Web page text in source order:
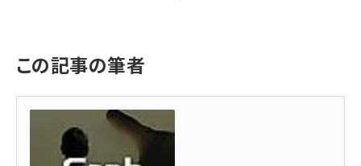
この記事の筆者